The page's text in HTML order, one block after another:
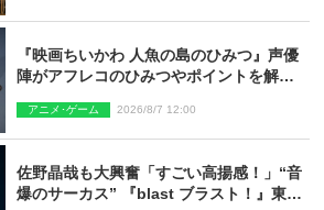
『映画ちいかわ 人魚の島のひみつ』声優
陣がアフレコのひみつやポイントを解
アニメ･ゲーム 2026/8/7 12:00
佐野晶哉も大興奮「すごい高揚感！」“音
爆のサーカス” 『blast ブラスト！』東京